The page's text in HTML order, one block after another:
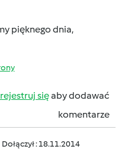
pięknego dnia,
sięaby dodawać
komentarze
Dołączył : 18.11.2014